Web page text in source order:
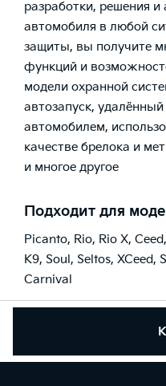
разработки, решения
автомобиля в любой
защиты, вы получите
функций и
модели охранной
автозапуск,
автомобилем,
качестве брелока и
и многое другое
Подходит для
Picanto, Rio, Rio X, Ceed,
K9, Soul, Seltos, XCeed,
Carnival